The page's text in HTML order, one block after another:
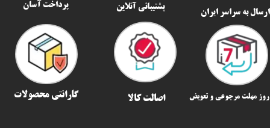
ارسال به سراسر ایران​​​​​​​
پشتیبانی آنلاین پرداخت آسان
اصالت کالا گارانتی محصولات